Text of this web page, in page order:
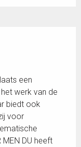
een
werk van de
biedt ook
voor
DU heeft